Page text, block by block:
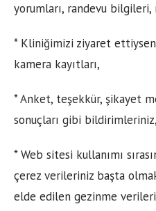
yorumları, randevu
* Kliniğimizi ziyaret
kamera kayıtları,
* Anket, teşekkür, şikayet
sonuçları gibi bildirimleriniz,
* Web sitesi kullanımı
çerez verileriniz başta
elde edilen gezinme